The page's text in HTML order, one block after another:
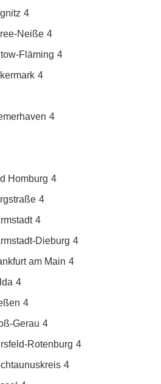
4
Neiße 4
Fläming 4
4
4
Homburg 4
4
4
Dieburg 4
am Main 4
4
4
Gerau 4
Rotenburg 4
4